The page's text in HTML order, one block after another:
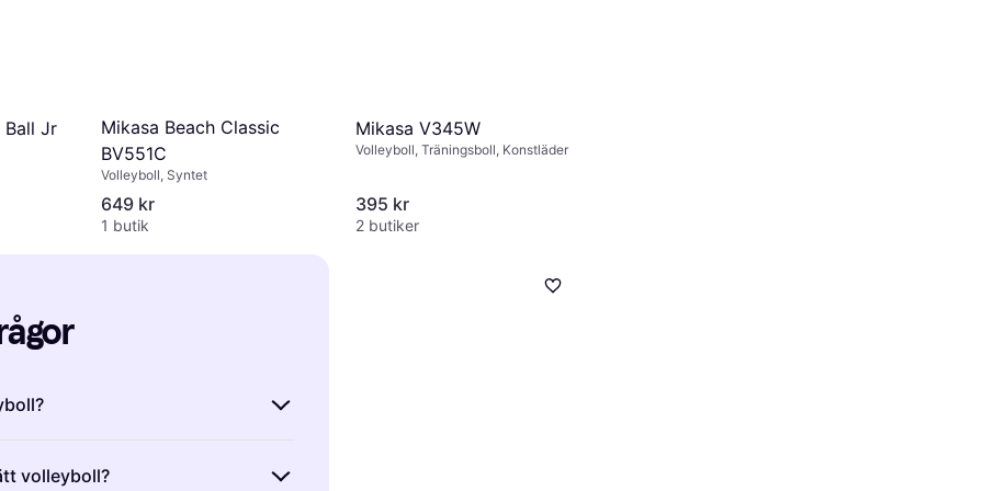
Ball Jr
Mikasa Beach Classic
BV551C
Volleyboll, Syntet
649 kr
1 butik
Mikasa V345W
Volleyboll, Träningsboll, Konstläder
395 kr
2 butiker
vanligtvis tillverkad av
volleyboll?